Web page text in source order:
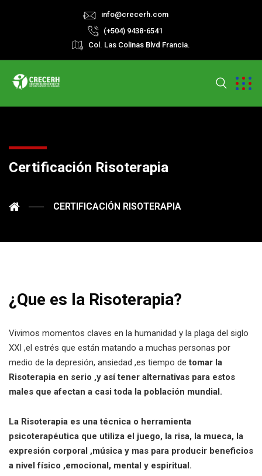
info@crecerh.com
(+504) 9438-6541
Col. Las Colinas Blvd Francia.
Certificación Risoterapia
CERTIFICACIÓN RISOTERAPIA
¿Que es la Risoterapia?
Vivimos momentos claves en la humanidad y la plaga del siglo
XXI ,el estrés que están matando a muchas personas por
medio de la depresión, ansiedad ,es tiempo detomar la
Risoterapia en serio ,y así tener alternativas para estos
males que afectan a casi toda la población mundial.
La Risoterapia es una técnica o herramienta
psicoterapéutica que utiliza el juego, la risa, la mueca, la
expresión corporal ,música y mas para producir beneficios
a nivel físico ,emocional, mental y espiritual.